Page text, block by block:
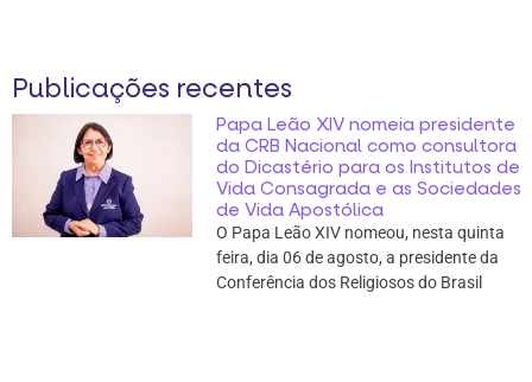
Publicações recentes
Papa Leão XIV nomeia presidente
da CRB Nacional como consultora
do Dicastério para os Institutos de
Vida Consagrada e as Sociedades
de Vida Apostólica
O Papa Leão XIV nomeou, nesta quinta
feira, dia 06 de agosto, a presidente da
Conferência dos Religiosos do Brasil